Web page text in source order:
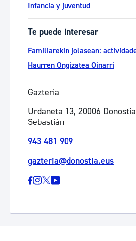
Infancia y juventud
Te puede interesar
Familiarekin jolasean:
Haurren Ongizatea Oinarri
Gazteria
Urdaneta 13, 20006
Sebastián
943 481 909
gazteria@donostia.eus